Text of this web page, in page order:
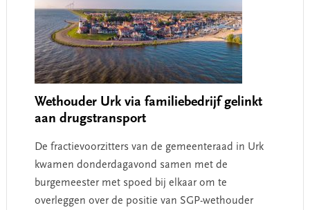
Wethouder Urk via familiebedrijf gelinkt
aan drugstransport
De fractievoorzitters van de gemeenteraad in Urk
kwamen donderdagavond samen met de
burgemeester met spoed bij elkaar om te
overleggen over de positie van SGP-wethouder